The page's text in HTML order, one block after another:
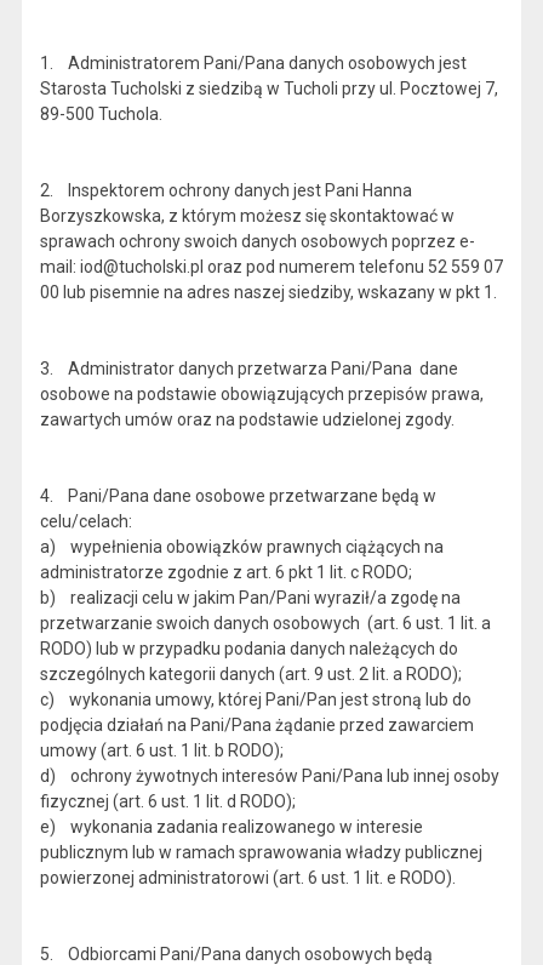
1. Administratorem Pani/Pana danych osobowych jest
Starosta Tucholski z siedzibą w Tucholi przy ul. Pocztowej 7,
89-500 Tuchola.
2. Inspektorem ochrony danych jest Pani Hanna
Borzyszkowska, z którym możesz się skontaktować w
sprawach ochrony swoich danych osobowych poprzez e-
mail: iod@tucholski.pl oraz pod numerem telefonu 52 559 07
00 lub pisemnie na adres naszej siedziby, wskazany w pkt 1.
3. Administrator danych przetwarza Pani/Pana dane
osobowe na podstawie obowiązujących przepisów prawa,
zawartych umów oraz na podstawie udzielonej zgody.
4. Pani/Pana dane osobowe przetwarzane będą w
celu/celach:
a) wypełnienia obowiązków prawnych ciążących na
administratorze zgodnie z art. 6 pkt 1 lit. c RODO;
b) realizacji celu w jakim Pan/Pani wyraził/a zgodę na
przetwarzanie swoich danych osobowych (art. 6 ust. 1 lit. a
RODO) lub w przypadku podania danych należących do
szczególnych kategorii danych (art. 9 ust. 2 lit. a RODO);
c) wykonania umowy, której Pani/Pan jest stroną lub do
podjęcia działań na Pani/Pana żądanie przed zawarciem
umowy (art. 6 ust. 1 lit. b RODO);
d) ochrony żywotnych interesów Pani/Pana lub innej osoby
fizycznej (art. 6 ust. 1 lit. d RODO);
e) wykonania zadania realizowanego w interesie
publicznym lub w ramach sprawowania władzy publicznej
powierzonej administratorowi (art. 6 ust. 1 lit. e RODO).
5. Odbiorcami Pani/Pana danych osobowych będą